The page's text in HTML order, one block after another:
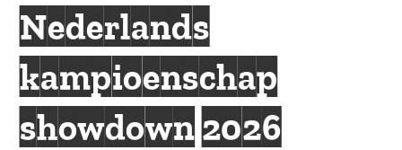
Nederlands
kampioenschap
showdown 2026